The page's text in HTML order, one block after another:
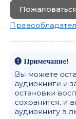
082
085
086
087
Пожаловаться
Примечание!
Вы можете
аудиокниги и
остановки
сохранится, и
аудиокнигу в